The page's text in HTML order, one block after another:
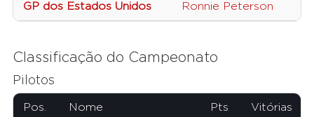
GP dos Estados Unidos Ronnie Peterson
Classificação do Campeonato
Pilotos
Pos. Nome Pts Vitórias